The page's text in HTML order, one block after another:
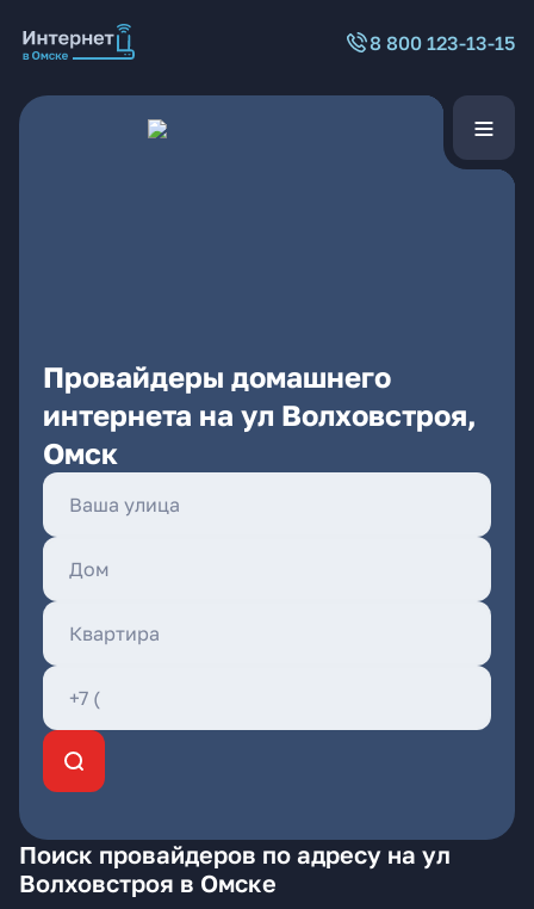
8 800 123-13-15
Провайдеры домашнего
интернета на ул Волховстроя,
Омск
Поиск провайдеров по адресу на ул
Волховстроя в Омске